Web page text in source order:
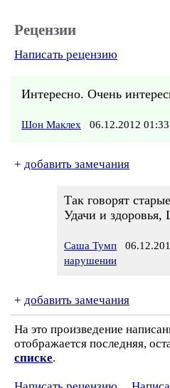
Рецензии
Написать рецензию
Интересно. Очень
Шон Маклех 06.12.2012
+ добавить замечания
Так говорят
Удачи и
Саша Тумп
нарушении
+ добавить замечания
На это произведение
отображается последняя,
списке.